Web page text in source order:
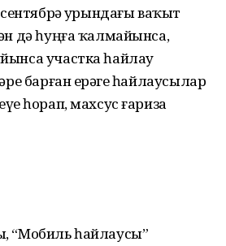
урындағы ваҡыт
дә һуңға ҡалмайынса,
участка һайлау
барған ерҙәге һайлаусылар
һорап, махсус ғариза
“Мобиль һайлау­сы”